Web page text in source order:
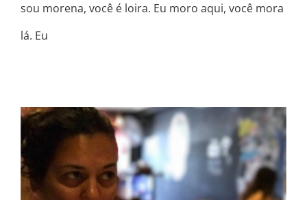
sou morena, você é loira. Eu moro aqui, você mora
lá. Eu
COMO FOI SEU ANO ATÉ AGORA?